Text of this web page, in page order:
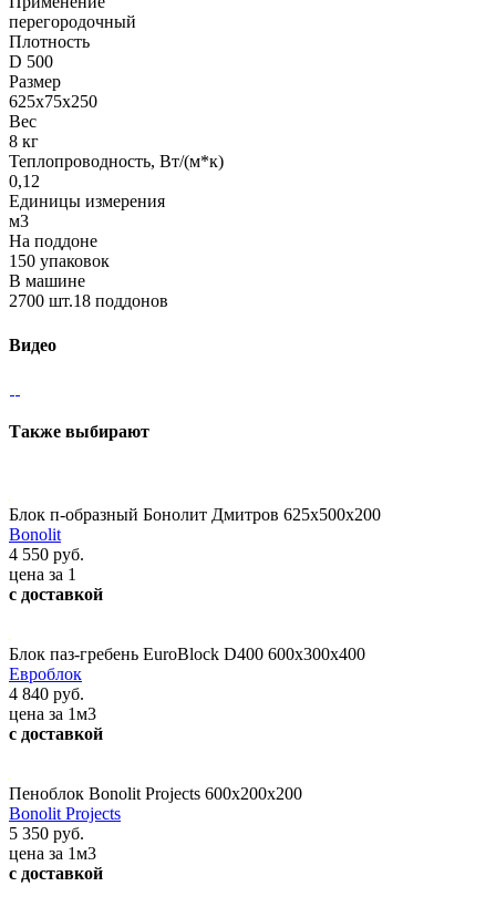
перегородочный
Плотность
D 500
Размер
625x75x250
Вес
8 кг
Теплопроводность, Вт/(м*к)
0,12
Единицы измерения
м3
На поддоне
150 упаковок
В машине
2700 шт.18 поддонов
Видео
Также выбирают
Блок п-образный Бонолит Дмитров 625х500х200
Bonolit
4 550 руб.
цена за 1
с доставкой
Блок паз-гребень EuroBlock D400 600x300x400
Евроблок
4 840 руб.
цена за 1м3
с доставкой
Пеноблок Bonolit Projects 600х200х200
Bonolit Projects
5 350 руб.
цена за 1м3
с доставкой